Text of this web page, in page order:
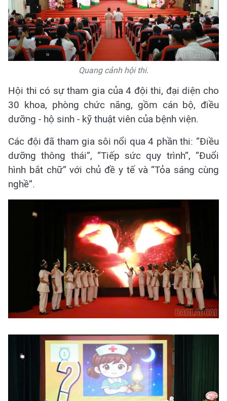
Quang cảnh hội thi.
Hội thi có sự tham gia của 4 đội thi, đại diện cho
30 khoa, phòng chức năng, gồm cán bộ, điều
dưỡng - hộ sinh - kỹ thuật viên của bệnh viện.
Các đội đã tham gia sôi nổi qua 4 phần thi: “Điều
dưỡng thông thái”, “Tiếp sức quy trình”, “Đuổi
hình bắt chữ” với chủ đề y tế và “Tỏa sáng cùng
nghề”.